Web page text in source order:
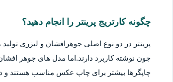
چگونه کارتریج پرینتر را انجام دهید؟
پرینتر در دو نوع اصلی جوهرافشان و لیزری
چون نوشته کاربرد دارند.اما مدل های جوهر
چاپگرها بیشتر برای چاپ عکس مناسب هستند و در